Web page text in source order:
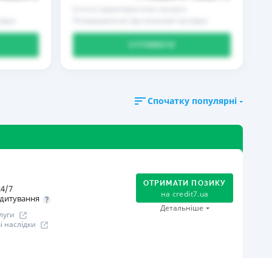
Спочатку популярні
7
ОТРИМАТИ ПОЗИКУ
на credit7.ua
Детальніше